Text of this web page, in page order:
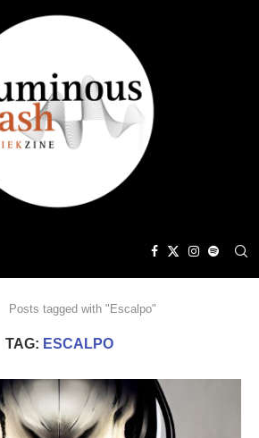
Posts tagged with "Escalpo"
TAG: ESCALPO